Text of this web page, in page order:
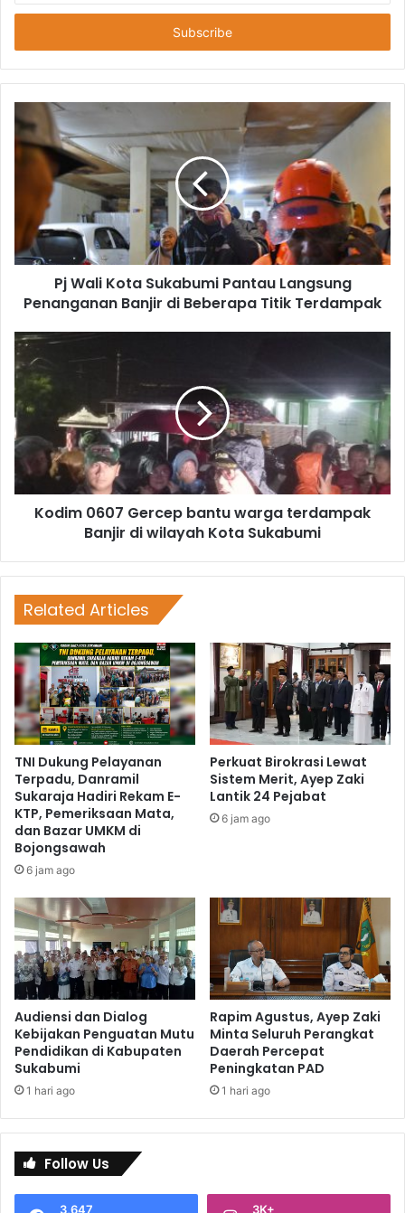
Anda
Pj Wali Kota Sukabumi Pantau Langsung
Penanganan Banjir di Beberapa Titik Terdampak
Kodim 0607 Gercep bantu warga terdampak
Banjir di wilayah Kota Sukabumi
Related Articles
TNI Dukung Pelayanan
Terpadu, Danramil
Sukaraja Hadiri Rekam E-
KTP, Pemeriksaan Mata,
dan Bazar UMKM di
Bojongsawah
6 jam ago
Perkuat Birokrasi Lewat
Sistem Merit, Ayep Zaki
Lantik 24 Pejabat
6 jam ago
Audiensi dan Dialog
Kebijakan Penguatan Mutu
Pendidikan di Kabupaten
Sukabumi
1 hari ago
Rapim Agustus, Ayep Zaki
Minta Seluruh Perangkat
Daerah Percepat
Peningkatan PAD
1 hari ago
Follow Us
3,647 3K+